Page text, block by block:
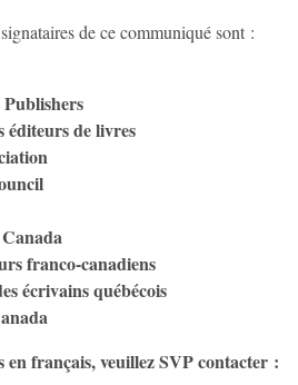
de ce communiqué sont :
éditeurs de livres
franco-canadiens
écrivains québécois
en français, veuillez SVP contacter :